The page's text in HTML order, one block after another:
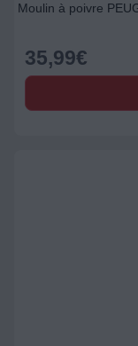
Moulin à poivre
35,99€